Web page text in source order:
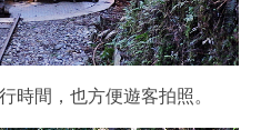
時間，也方便遊客拍照。